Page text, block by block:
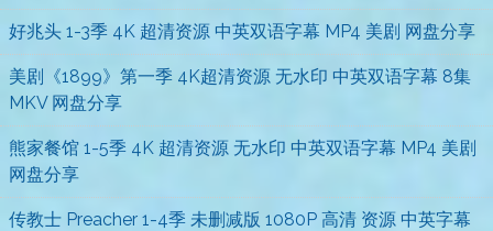
好兆头 1-3季 4K 超清资源 中英双语字幕 MP4 美剧 网盘分享
美剧《1899》第一季 4K超清资源 无水印 中英双语字幕 8集
MKV 网盘分享
熊家餐馆 1-5季 4K 超清资源 无水印 中英双语字幕 MP4 美剧
网盘分享
传教士 Preacher 1-4季 未删减版 1080P 高清 资源 中英字幕